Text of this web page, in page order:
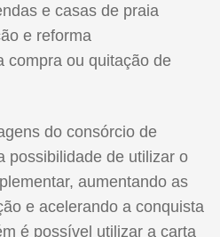
e casas de praia
e reforma
compra ou quitação de
do consórcio de
possibilidade de utilizar o
aumentando as
e acelerando a conquista
é possível utilizar a carta